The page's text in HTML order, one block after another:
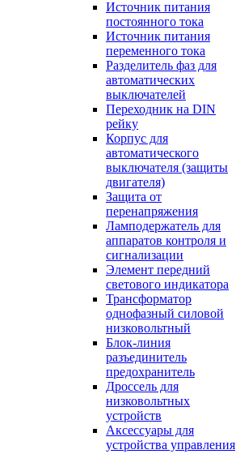
Источник питания
постоянного тока
Источник питания
переменного тока
Разделитель фаз для
автоматических
выключателей
Переходник на DIN
рейку
Корпус для
автоматического
выключателя (защиты
двигателя)
Защита от
перенапряжения
Ламподержатель для
аппаратов контроля и
сигнализации
Элемент передний
светового индикатора
Трансформатор
однофазный силовой
низковольтный
Блок-линия
разъединитель
предохранитель
Дроссель для
низковольтных
устройств
Аксессуары для
устройства управления